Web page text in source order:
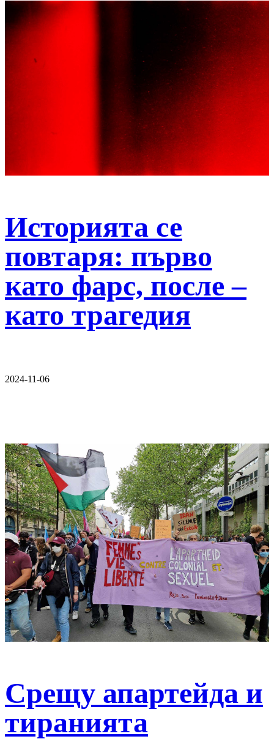
Историята се
повтаря: първо
като фарс, после –
като трагедия
2024-11-06
Срещу апартейда и
тиранията